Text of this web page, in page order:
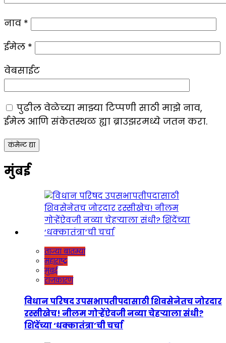
नाव *
ईमेल *
वेबसाईट
पुढील वेळेच्या माझ्या टिप्पणी साठी माझे नाव,
ईमेल आणि संकेतस्थळ ह्या ब्राउझरमध्ये जतन करा.
मुंबई
ताज्या बातम्या
महाराष्ट्र
मुंबई
राजकारण
विधान परिषद उपसभापतीपदासाठी शिवसेनेतच जोरदार
रस्सीखेच! नीलम गोऱ्हेंऐवजी नव्या चेहऱ्याला संधी?
शिंदेंच्या ‘धक्कातंत्रा’ची चर्चा